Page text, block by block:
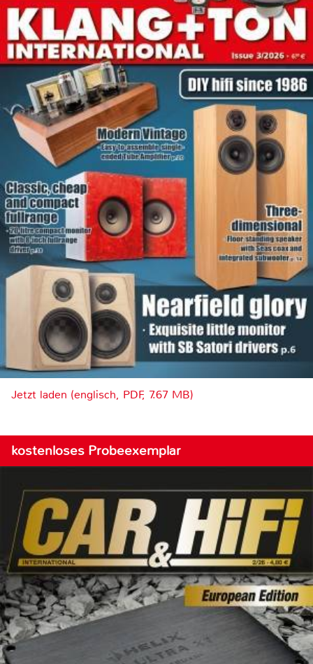
Jetzt laden (englisch, PDF, 7.67 MB)
kostenloses Probeexemplar